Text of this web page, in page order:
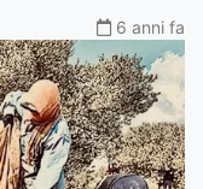
6 anni fa